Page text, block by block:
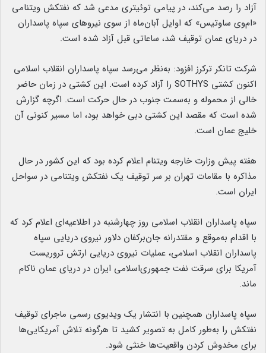
آزاد را رصد می‌کند، در پیامی توئیتری مدعی شد که نفتکش ویتنامی
«ام‌وی ساوتیس» که اوایل آبان‌ماه از سوی نیروهای سپاه پاسداران
در دریای عمان توقیف شد، ساعاتی قبل آزاد شده است.
شرکت تانکر ترکرز افزود: به‌نظر می‌رسد سپاه پاسداران انقلاب اسلامی
اکنون کشتی SOTHYS را آزاد کرده است. این کشتی در زمان حاضر
خالی از محموله و به‌سمت جنوب در حال حرکت است. اگرچه گزارش
شده است که مقصد این کشتی دبی خواهد بود، اما مسیر کنونی آن
خلیج عمان است.
هفته پیش وزارت خارجه ویتنام اعلام کرده بود که این کشور در حال
مذاکره با مقامات تهران بر سر توقیف یک نفتکش ویتنامی در سواحل
ایران است.
سپاه پاسداران انقلاب اسلامی روز چهارشنبه در اطلاعیه‌ای اعلام کرد که
با اقدام به‌موقع و مقتدرانه جان‌برکفان دلاور نیروی دریایی سپاه
پاسداران انقلاب اسلامی، عملیات نیروی دریایی ارتش تروریست
آمریکا برای سرقت نفت جمهوری‌اسلامی ایران در دریای عمان ناکام
ماند.
سپاه پاسداران همچنین با انتشار یک ویدیوی رسمی ماجرای توقیف
نفتکش را به‌طور کامل به تصویر کشید تا هرگونه تلاش آمریکایی‌ها
برای مخدوش کردن واقعیت‌ها خنثی شود.